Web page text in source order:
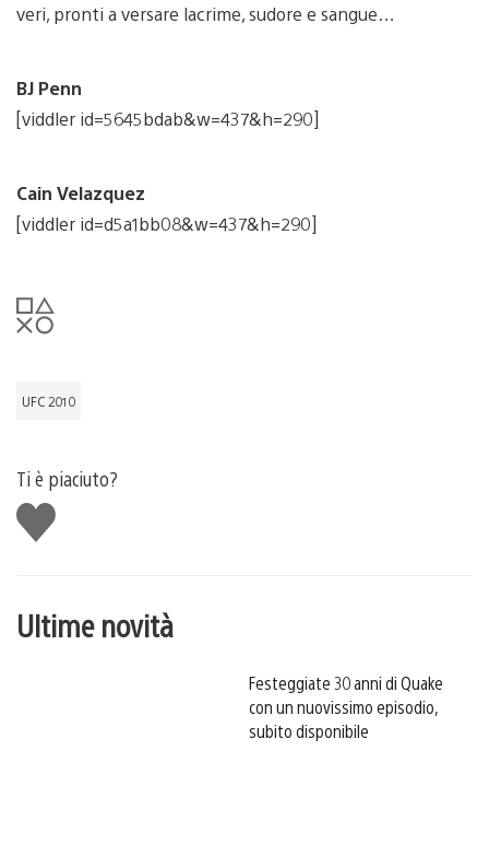
veri, pronti a versare lacrime, sudore e sangue…
BJ Penn
[viddler id=5645bdab&w=437&h=290]
Cain Velazquez
[viddler id=d5a1bb08&w=437&h=290]
UFC 2010
Ti è piaciuto?
Mi
piace
Ultime novità
Festeggiate 30 anni di Quake
con un nuovissimo episodio,
subito disponibile